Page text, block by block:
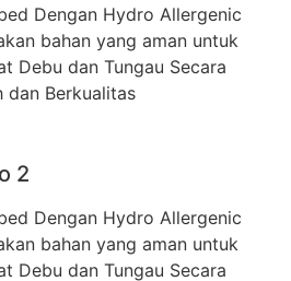
Dengan Hydro Allergenic
bahan yang aman untuk
Debu dan Tungau Secara
dan Berkualitas
2
Dengan Hydro Allergenic
bahan yang aman untuk
Debu dan Tungau Secara